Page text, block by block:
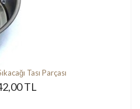
Tası Parçası
TL